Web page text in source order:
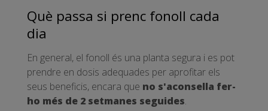
Què passa si prenc fonoll cada
dia
En general, el fonoll és una planta segura i es pot
prendre en dosis adequades per aprofitar els
seus beneficis, encara que no s'aconsella fer-
ho més de 2 setmanes seguides.